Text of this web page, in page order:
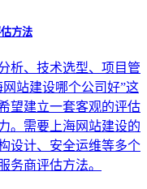
方法
析、技术选型、项目管
站建设哪个公司好”这
望建立一套客观的评估
。需要上海网站建设的
设计、安全运维等多个
务商评估方法。